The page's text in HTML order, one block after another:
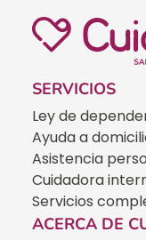
SERVICIOS
Ley de
Ayuda a
Asistencia
Cuidadora
Servicios
ACERCA DE